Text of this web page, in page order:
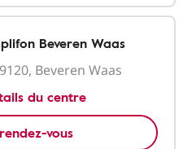
Beveren Waas
Beveren Waas
du centre
vous